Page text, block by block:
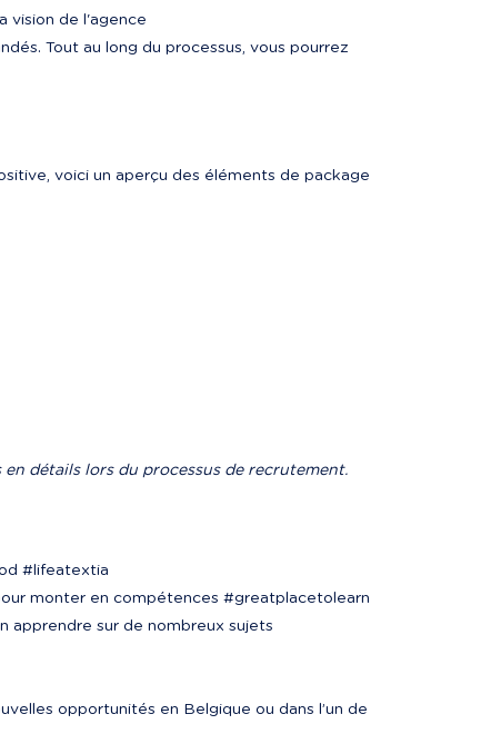
vision de l'agence
Tout au long du processus, vous pourrez
voici un aperçu des éléments de package
détails lors du processus de recrutement.
#lifeatextia
monter en compétences #greatplacetolearn
apprendre sur de nombreux sujets
opportunités en Belgique ou dans l’un de